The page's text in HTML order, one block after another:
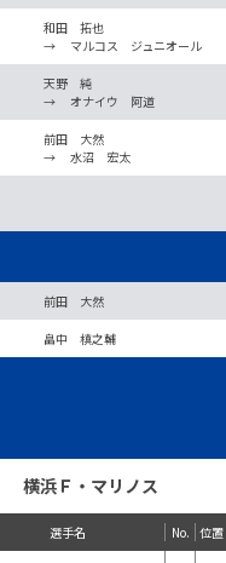
和田 拓也
→
マルコス ジュニオール
天野 純
→
オナイウ 阿道
前田 大然
→
水沼 宏太
前田 大然
畠中 槙之輔
横浜Ｆ・マリノス
選手名 No. 位置